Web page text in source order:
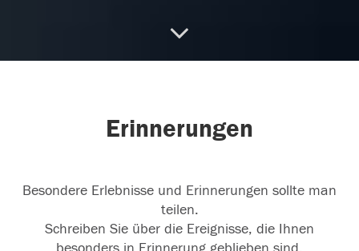
viel Kraft für die Familie
nein - die Zeit heilt
22.12.2022
Erinnerungen
Besondere Erlebnisse und Erinnerungen sollte man
teilen.
Schreiben Sie über die Ereignisse, die Ihnen